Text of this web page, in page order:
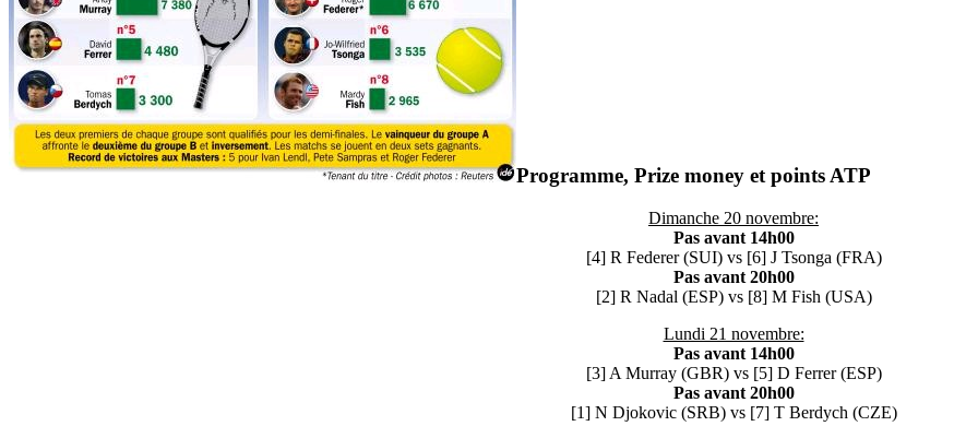
Programme, Prize money et points ATP
Dimanche 20 novembre:
Pas avant 14h00
[4] R Federer (SUI) vs [6] J Tsonga (FRA)
Pas avant 20h00
[2] R Nadal (ESP) vs [8] M Fish (USA)
Lundi 21 novembre:
Pas avant 14h00
[3] A Murray (GBR) vs [5] D Ferrer (ESP)
Pas avant 20h00
[1] N Djokovic (SRB) vs [7] T Berdych (CZE)